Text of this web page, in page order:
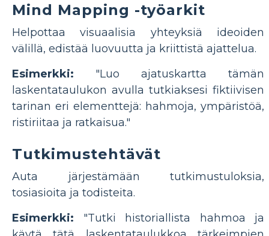
Mind Mapping -työarkit
Helpottaa visuaalisia yhteyksiä ideoiden
välillä, edistää luovuutta ja kriittistä ajattelua.
Esimerkki: "Luo ajatuskartta tämän
laskentataulukon avulla tutkiaksesi fiktiivisen
tarinan eri elementtejä: hahmoja, ympäristöä,
ristiriitaa ja ratkaisua."
Tutkimustehtävät
Auta järjestämään tutkimustuloksia,
tosiasioita ja todisteita.
Esimerkki: "Tutki historiallista hahmoa ja